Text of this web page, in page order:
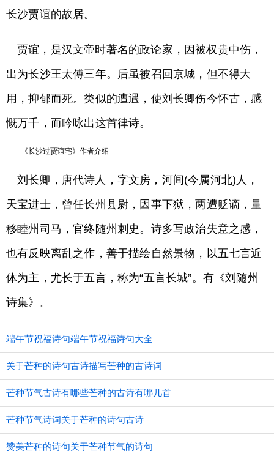
长沙贾谊的故居。
贾谊，是汉文帝时著名的政论家，因被权贵中伤，
出为长沙王太傅三年。后虽被召回京城，但不得大
用，抑郁而死。类似的遭遇，使刘长卿伤今怀古，感
慨万千，而吟咏出这首律诗。
《长沙过贾谊宅》作者介绍
刘长卿，唐代诗人，字文房，河间(今属河北)人，
天宝进士，曾任长州县尉，因事下狱，两遭贬谪，量
移睦州司马，官终随州刺史。诗多写政治失意之感，
也有反映离乱之作，善于描绘自然景物，以五七言近
体为主，尤长于五言，称为“五言长城”。有《刘随州
诗集》。
端午节祝福诗句端午节祝福诗句大全
关于芒种的诗句古诗描写芒种的古诗词
芒种节气古诗有哪些芒种的古诗有哪几首
芒种节气诗词关于芒种的诗句古诗
赞美芒种的诗句关于芒种节气的诗句